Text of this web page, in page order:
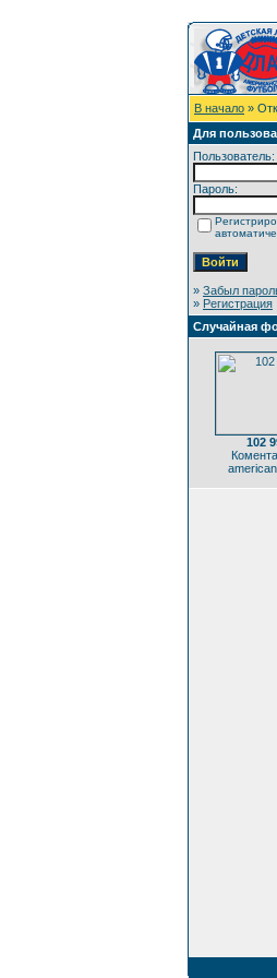
В начало »
Для
Пользователь:
Пароль:
» Забыл
» Регистрация
Случайная
102